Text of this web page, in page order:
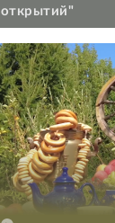
открытий"